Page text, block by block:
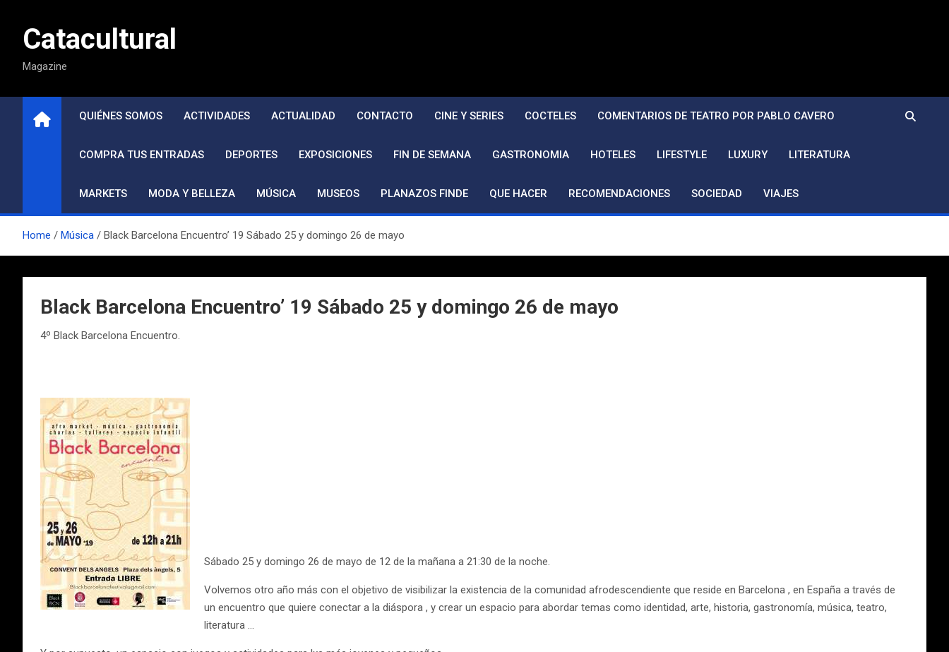
contenidoCatacultural
Magazine
QUIÉNES SOMOS ACTIVIDADES ACTUALIDAD CONTACTO CINE Y SERIES COCTELES COMENTARIOS DE TEATRO POR PABLO CAVERO
COMPRA TUS ENTRADAS DEPORTES EXPOSICIONES FIN DE SEMANA GASTRONOMIA HOTELES LIFESTYLE LUXURY LITERATURA
MARKETS MODA Y BELLEZA MÚSICA MUSEOS PLANAZOS FINDE QUE HACER RECOMENDACIONES SOCIEDAD VIAJES
Home Música Black Barcelona Encuentro’ 19 Sábado 25 y domingo 26 de mayo
Black Barcelona Encuentro’ 19 Sábado 25 y domingo 26 de mayo
4º Black Barcelona Encuentro.
Sábado 25 y domingo 26 de mayo de 12 de la mañana a 21:30 de la noche.
Volvemos otro año más con el objetivo de visibilizar la existencia de la comunidad afrodescendiente que reside en Barcelona , en España a través de
un encuentro que quiere conectar a la diáspora , y crear un espacio para abordar temas como identidad, arte, historia, gastronomía, música, teatro,
literatura …